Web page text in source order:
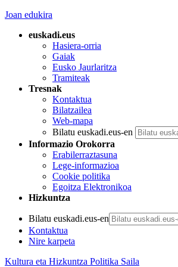
Joan edukira
euskadi.eus
Hasiera-orria
Gaiak
Eusko Jaurlaritza
Tramiteak
Tresnak
Kontaktua
Bilatzailea
Web-mapa
Bilatu euskadi.eus-en
Informazio Orokorra
Erabilerraztasuna
Lege-informazioa
Cookie politika
Egoitza Elektronikoa
Hizkuntza
Bilatu euskadi.eus-en
Kontaktua
Nire karpeta
Kultura eta Hizkuntza Politika Saila